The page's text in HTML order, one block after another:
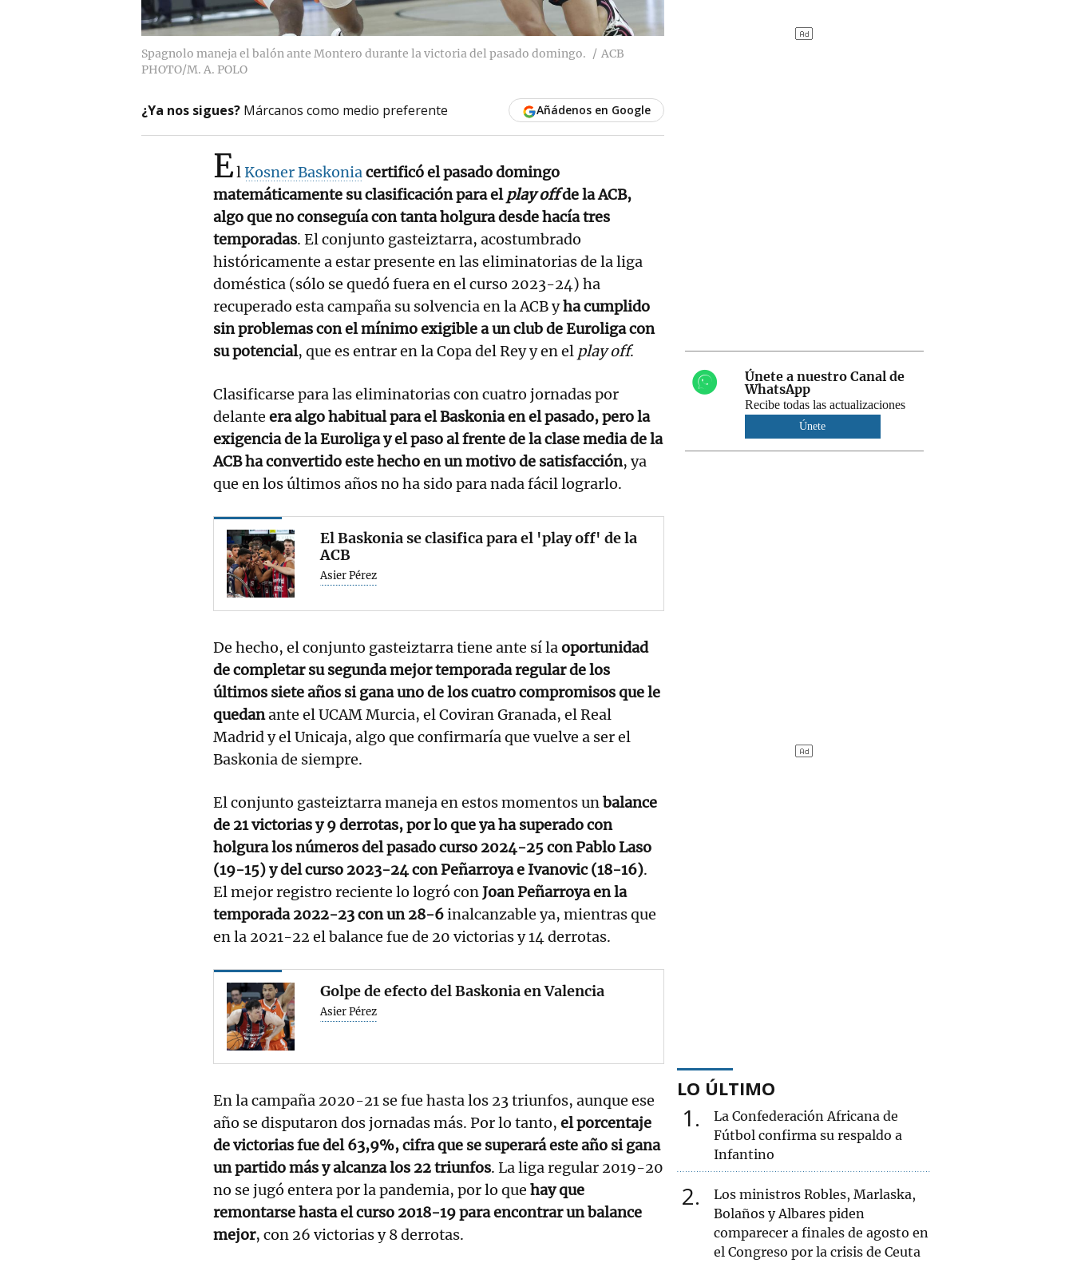
Spagnolo maneja el balón ante Montero durante la victoria del pasado domingo.
ACB
PHOTO/M. A. POLO
¿Ya nos sigues? Márcanos como medio preferente Añádenos en Google
ElKosner Baskoniacertificó el pasado domingo
matemáticamente su clasificación para elplay offde la ACB,
algo que no conseguía con tanta holgura desde hacía tres
temporadas. El conjunto gasteiztarra, acostumbrado
históricamente a estar presente en las eliminatorias de la liga
doméstica (sólo se quedó fuera en el curso 2023-24) ha
recuperado esta campaña su solvencia en la ACB yha cumplido
sin problemas con el mínimo exigible a un club de Euroliga con
su potencial, que es entrar en la Copa del Rey y en el play off.
Clasificarse para las eliminatorias con cuatro jornadas por
delante era algo habitual para el Baskonia en el pasado, pero la
exigencia de la Euroliga y el paso al frente de la clase media de la
ACB ha convertido este hecho en un motivo de satisfacción, ya
que en los últimos años no ha sido para nada fácil lograrlo.
El Baskonia se clasifica para el 'play off' de la
ACB
Asier Pérez
De hecho, el conjunto gasteiztarra tiene ante sí laoportunidad
de completar su segunda mejor temporada regular de los
últimos siete años si gana uno de los cuatro compromisos que le
quedanante el UCAM Murcia, el Coviran Granada, el Real
Madrid y el Unicaja, algo que confirmaría que vuelve a ser el
Baskonia de siempre.
El conjunto gasteiztarra maneja en estos momentos unbalance
de 21 victorias y 9 derrotas, por lo que ya ha superado con
holgura los números del pasado curso 2024-25 con Pablo Laso
(19-15) y del curso 2023-24 con Peñarroya e Ivanovic (18-16).
El mejor registro reciente lo logró conJoan Peñarroya en la
temporada 2022-23 con un 28-6inalcanzable ya, mientras que
en la 2021-22 el balance fue de 20 victorias y 14 derrotas.
Golpe de efecto del Baskonia en Valencia
Asier Pérez
En la campaña 2020-21 se fue hasta los 23 triunfos, aunque ese
año se disputaron dos jornadas más. Por lo tanto, el porcentaje
de victorias fue del 63,9%, cifra que se superará este año si gana
un partido más y alcanza los 22 triunfos. La liga regular 2019-20
no se jugó entera por la pandemia, por lo que hay que
remontarse hasta el curso 2018-19 para encontrar un balance
mejor, con 26 victorias y 8 derrotas.
Únete a nuestro Canal de
WhatsApp
Recibe todas las actualizaciones
Únete
LO ÚLTIMO
1
La Confederación Africana de
Fútbol confirma su respaldo a
Infantino
2
Los ministros Robles, Marlaska,
Bolaños y Albares piden
comparecer a finales de agosto en
el Congreso por la crisis de Ceuta